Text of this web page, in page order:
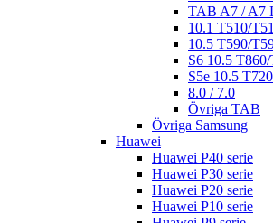
TAB A7 / A7
10.1 T510/
10.5 T590/
S6 10.5
S5e 10.5
8.0 / 7.0
Övriga TAB
Övriga Samsung
Huawei
Huawei P40 serie
Huawei P30 serie
Huawei P20 serie
Huawei P10 serie